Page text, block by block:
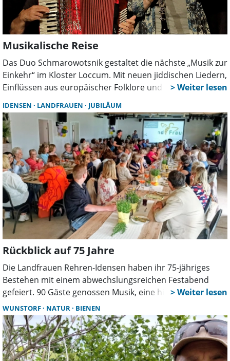
Musikalische Reise
Das Duo Schmarowotsnik gestaltet die nächste „Musik zur
Einkehr“ im Kloster Loccum. Mit neuen jiddischen Liedern,
Einflüssen aus europäischer Folklore und eigenen
Kompositionen schlagen die Musiker eine Brücke
zwischen Tradition, Gegenwart und Zukunft.
IDENSEN LANDFRAUEN JUBILÄUM
Rückblick auf 75 Jahre
Die Landfrauen Rehren-Idensen haben ihr 75-jähriges
Bestehen mit einem abwechslungsreichen Festabend
gefeiert. 90 Gäste genossen Musik, eine historische
Modenschau und kulinarische Spezialitäten. Auch
Vertreter aus Politik und Landwirtschaft würdigten das
Engagement des Vereins.
WUNSTORF NATUR BIENEN